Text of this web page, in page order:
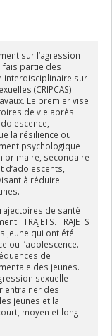
sur l’agression
fais partie des
interdisciplinaire sur
(CRIPCAS).
Le premier vise
de vie après
la résilience ou
psychologique
primaire, secondaire
d’adolescents,
à réduire
de santé
: TRAJETS. TRAJETS
jeune qui ont été
ou l’adolescence.
de
des jeunes.
sexuelle
entrainer des
jeunes et la
moyen et long